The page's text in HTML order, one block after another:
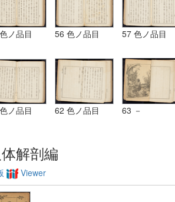
ノ品目 56 色ノ品目 57 色ノ品目
ノ品目 62 色ノ品目 63 －
体解剖編
Viewer